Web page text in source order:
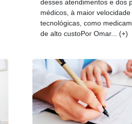
desses atendimentos e dos
médicos, à maior
tecnológicas, como
de alto custoPor Omar... (+)